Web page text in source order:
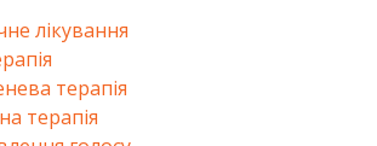
лікування
терапія
терапія